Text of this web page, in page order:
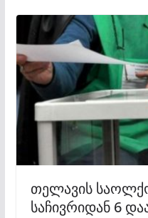
თელავის
საჩივრიდან 6